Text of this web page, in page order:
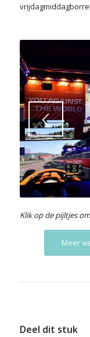
Klik op de pijltjes
Meer
Deel dit stuk